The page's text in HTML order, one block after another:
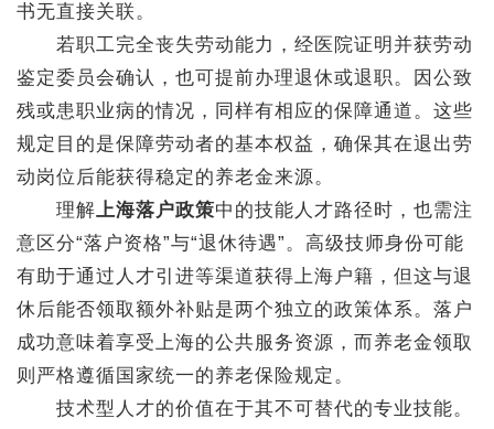
书无直接关联。
若职工完全丧失劳动能力，经医院证明并获劳动
鉴定委员会确认，也可提前办理退休或退职。因公致
残或患职业病的情况，同样有相应的保障通道。这些
规定目的是保障劳动者的基本权益，确保其在退出劳
动岗位后能获得稳定的养老金来源。
理解上海落户政策中的技能人才路径时，也需注
意区分“落户资格”与“退休待遇”。高级技师身份可能
有助于通过人才引进等渠道获得上海户籍，但这与退
休后能否领取额外补贴是两个独立的政策体系。落户
成功意味着享受上海的公共服务资源，而养老金领取
则严格遵循国家统一的养老保险规定。
技术型人才的价值在于其不可替代的专业技能。